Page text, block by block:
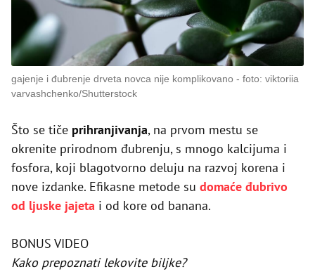
gajenje i đubrenje drveta novca nije komplikovano
foto: viktoriia
varvashchenko/Shutterstock
Što se tiče prihranjivanja, na prvom mestu se
okrenite prirodnom đubrenju, s mnogo kalcijuma i
fosfora, koji blagotvorno deluju na razvoj korena i
nove izdanke. Efikasne metode su domaće đubrivo
od ljuske jajeta i od kore od banana.
BONUS VIDEO
Kako prepoznati lekovite biljke?